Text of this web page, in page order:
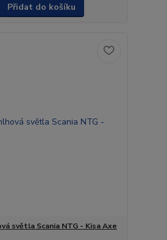
Přidat do košíku
světla Scania NTG - Kisa Axe